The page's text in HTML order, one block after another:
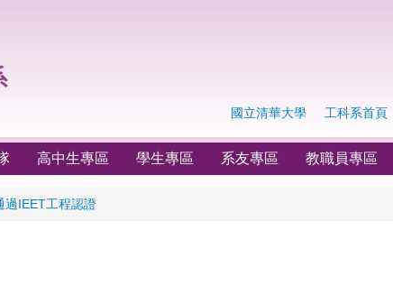
國立清華大學 工科系首頁
高中生專區 學生專區 系友專區 教職員專區
過IEET工程認證